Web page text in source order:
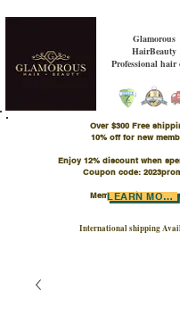
Glamorous
HairBeauty
Professional hair
Over $300 Free
​10% off for new
Enjoy 12% discount when
Coupon code:
Member Points
International shipping
LEARN MORE